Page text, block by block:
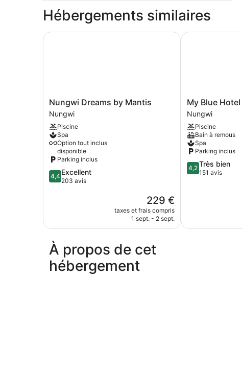
Chambre
Hébergements similaires
Nungwi
Dreams
by
Mantis
Nungwi
Nungwi Dreams by Mantis
Nungwi
Piscine
Spa
Option tout inclus
disponible
Parking inclus
4.4
sur
4,4 Excellent
203 avis
Le
nouveau
prix
229 €
229 €
taxes et frais compris
1 sept. - 2 sept.
Nungwi Dreams by Mantis
My
Blue
Hotel
Nungwi
My Blue Hotel
Nungwi
Piscine
Bain à remous
Spa
Parking inclus
4.2
sur
4,2 Très bien
151 avis
My Blue Hotel
À propos de cet
hébergement